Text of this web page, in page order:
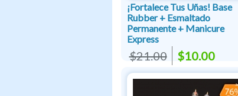
¡Fortalece Tus Uñas! Base
Rubber + Esmaltado
Permanente + Manicure
Express
$21.00 $10.00